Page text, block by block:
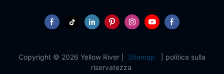
Copyright © 2026 Yellow River | Sitemap
politica sulla
riservatezza